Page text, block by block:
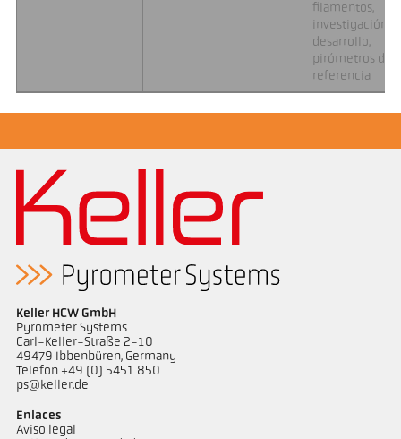
filamentos,
investigación y
desarrollo,
pirómetros de
referencia
Keller HCW GmbH
Pyrometer Systems
Carl-Keller-Straße 2-10
49479 Ibbenbüren, Germany
Telefon +49 (0) 5451 850
ps@keller.de
Enlaces
Aviso legal